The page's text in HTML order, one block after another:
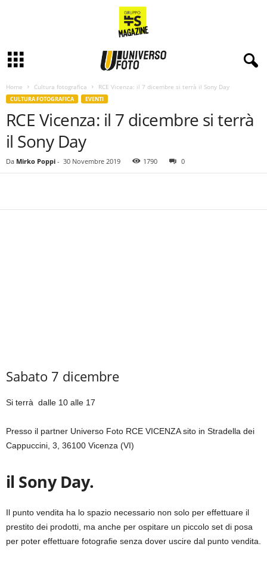
Home Cultura fotografica RCE Vicenza: il 7 dicembre si terrà il Sony Day
CULTURA FOTOGRAFICA EVENTI
RCE Vicenza: il 7 dicembre si terrà
il Sony Day
Da Mirko Poppi - 30 Novembre 2019 1790 0
Sabato 7 dicembre
Si terrà dalle 10 alle 17
Presso il partner Universo Foto RCE VICENZA sito in Stradella dei
Cappuccini, 3, 36100 Vicenza (VI)
il Sony Day.
Il punto vendita ha lo spazio necessario non solo per effettuare il
prestito dei prodotti, ma anche per ospitare un piccolo set di posa
per poter effettuare fotografie senza dover uscire dal punto vendita.